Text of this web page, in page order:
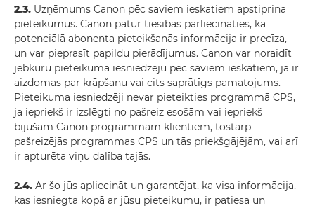
2.3. Uzņēmums Canon pēc saviem ieskatiem apstiprina
pieteikumus. Canon patur tiesības pārliecināties, ka
potenciālā abonenta pieteikšanās informācija ir precīza,
un var pieprasīt papildu pierādījumus. Canon var noraidīt
jebkuru pieteikuma iesniedzēju pēc saviem ieskatiem, ja ir
aizdomas par krāpšanu vai cits saprātīgs pamatojums.
Pieteikuma iesniedzēji nevar pieteikties programmā CPS,
ja iepriekš ir izslēgti no pašreiz esošām vai iepriekš
bijušām Canon programmām klientiem, tostarp
pašreizējās programmas CPS un tās priekšgājējām, vai arī
ir apturēta viņu dalība tajās.
2.4. Ar šo jūs apliecināt un garantējat, ka visa informācija,
kas iesniegta kopā ar jūsu pieteikumu, ir patiesa un